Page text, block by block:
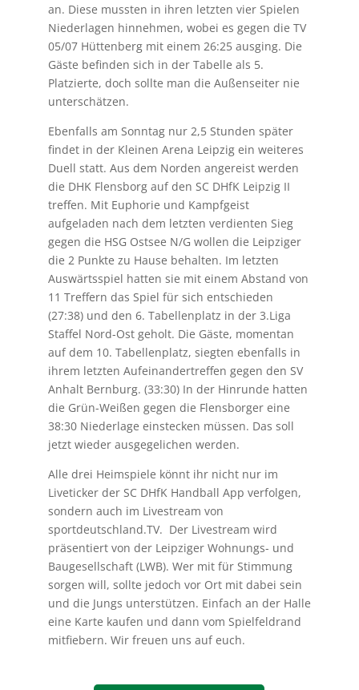
an. Diese mussten in ihren letzten vier Spielen
Niederlagen hinnehmen, wobei es gegen die TV
05/07 Hüttenberg mit einem 26:25 ausging. Die
Gäste befinden sich in der Tabelle als 5.
Platzierte, doch sollte man die Außenseiter nie
unterschätzen.
Ebenfalls am Sonntag nur 2,5 Stunden später
findet in der Kleinen Arena Leipzig ein weiteres
Duell statt. Aus dem Norden angereist werden
die DHK Flensborg auf den SC DHfK Leipzig II
treffen. Mit Euphorie und Kampfgeist
aufgeladen nach dem letzten verdienten Sieg
gegen die HSG Ostsee N/G wollen die Leipziger
die 2 Punkte zu Hause behalten. Im letzten
Auswärtsspiel hatten sie mit einem Abstand von
11 Treffern das Spiel für sich entschieden
(27:38) und den 6. Tabellenplatz in der 3.Liga
Staffel Nord-Ost geholt. Die Gäste, momentan
auf dem 10. Tabellenplatz, siegten ebenfalls in
ihrem letzten Aufeinandertreffen gegen den SV
Anhalt Bernburg. (33:30) In der Hinrunde hatten
die Grün-Weißen gegen die Flensborger eine
38:30 Niederlage einstecken müssen. Das soll
jetzt wieder ausgegelichen werden.
Alle drei Heimspiele könnt ihr nicht nur im
Liveticker der SC DHfK Handball App verfolgen,
sondern auch im Livestream von
sportdeutschland.TV. Der Livestream wird
präsentiert von der Leipziger Wohnungs- und
Baugesellschaft (LWB). Wer mit für Stimmung
sorgen will, sollte jedoch vor Ort mit dabei sein
und die Jungs unterstützen. Einfach an der Halle
eine Karte kaufen und dann vom Spielfeldrand
mitfiebern. Wir freuen uns auf euch.